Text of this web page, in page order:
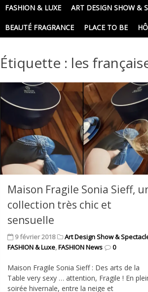
FASHION & LUXE ART DESIGN SHOW &
BEAUTÉ FRAGRANCE PLACE TO BE
Étiquette : les
Maison Fragile Sonia Sieff,
collection très chic et
sensuelle
9 février 2018 Art Design Show &
FASHION & Luxe,FASHION News 0
Maison Fragile Sonia Sieff : Des arts de la
Table very sexy … attention, Fragile ! En
soirée hivernale, entre la neige et